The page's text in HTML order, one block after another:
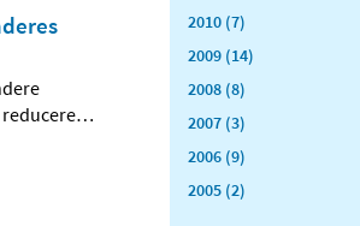
…
2010 (7)
2009 (14)
2008 (8)
2007 (3)
2006 (9)
2005 (2)